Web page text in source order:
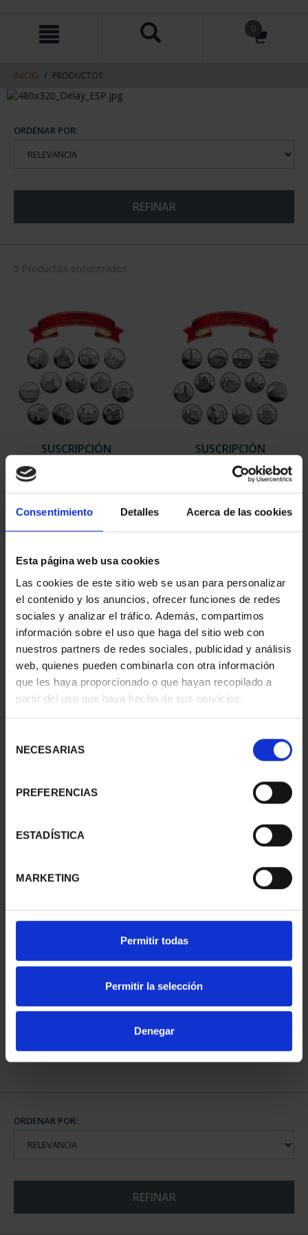
Consentimiento Detalles Acerca de las cookies
Esta página web usa cookies
Las cookies de este sitio web se usan para personalizar
el contenido y los anuncios, ofrecer funciones de redes
sociales y analizar el tráfico. Además, compartimos
información sobre el uso que haga del sitio web con
nuestros partners de redes sociales, publicidad y análisis
web, quienes pueden combinarla con otra información
que les haya proporcionado o que hayan recopilado a
partir del uso que haya hecho de sus servicios.
NECESARIAS
PREFERENCIAS
ESTADÍSTICA
MARKETING
Permitir todas
Permitir la selección
Denegar
contenido
navegacin
0
INICIO PRODUCTOS
ORDENAR POR:
REFINAR
5 Productos encontrados
SUSCRIPCIÓN
949,00 €
Sólo para usuarios
registrados
SUSCRIPCIÓN
CAPITALES DE
PROVINCIA 2
949,00 €
Sólo para usuarios
registrados
SUSCRIPCIÓN
CAPITALES DE
949,00 €
registrados
SUSCRIPCIÓN
CAPITALES DE
949,00 €
registrados
CAPITALES DE
COMPLET...
3.796,00 €
ORDENAR POR:
REFINAR